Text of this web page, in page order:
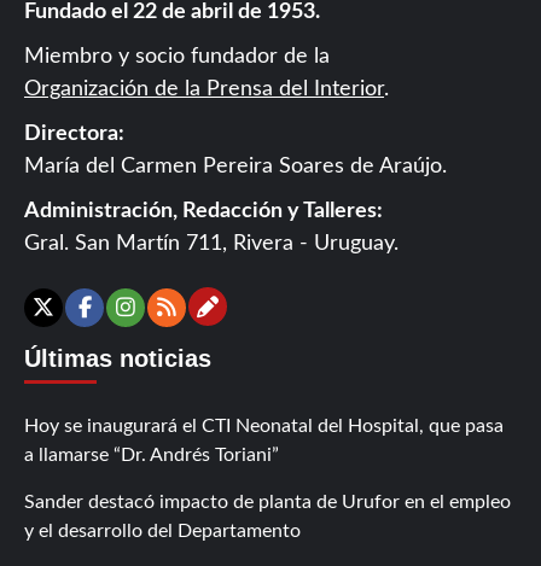
Fundado el 22 de abril de 1953.
Miembro y socio fundador de la
Organización de la Prensa del Interior.
Directora:
María del Carmen Pereira Soares de Araújo.
Administración, Redacción y Talleres:
Gral. San Martín 711, Rivera - Uruguay.
X Facebook
Instagram
RSSContáctanos
Últimas noticias
Hoy se inaugurará el CTI Neonatal del Hospital, que pasa
a llamarse “Dr. Andrés Toriani”
Sander destacó impacto de planta de Urufor en el empleo
y el desarrollo del Departamento